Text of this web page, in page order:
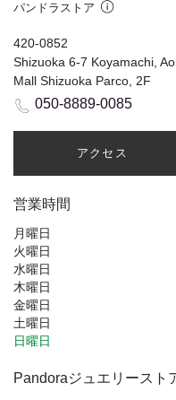
パンドラストア
420-0852
Shizuoka 6-7 Koyamachi,
Mall Shizuoka Parco, 2F
050-8889-0085
アクセス
営業時間
月曜日
火曜日
水曜日
木曜日
金曜日
土曜日
日曜日
Pandoraジュエリースト